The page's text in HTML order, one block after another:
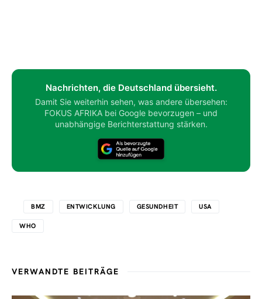
Nachrichten, die Deutschland übersieht.
Damit Sie weiterhin sehen, was andere übersehen:
FOKUS AFRIKA bei Google bevorzugen – und
unabhängige Berichterstattung stärken.
BMZ ENTWICKLUNG GESUNDHEIT USA
WHO
VERWANDTE BEITRÄGE